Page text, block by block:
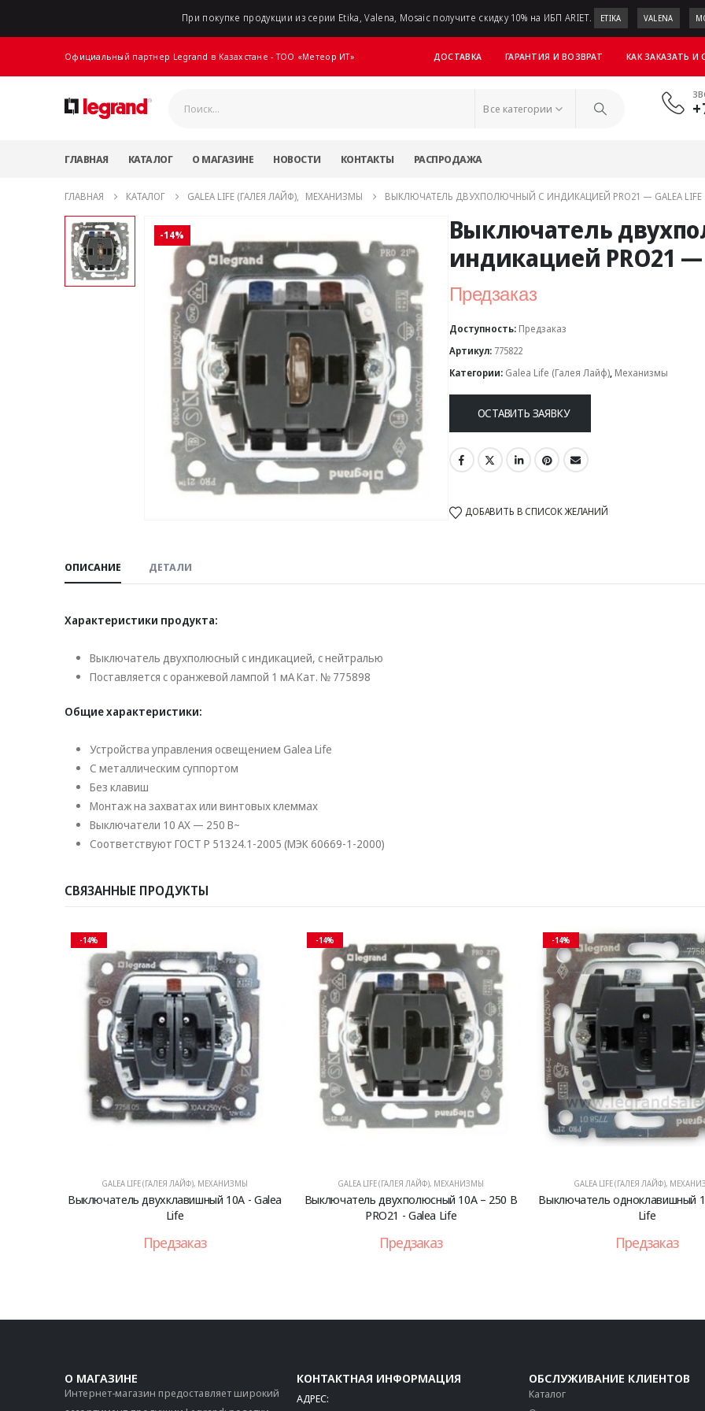
При покупке продукции из серии Etika, Valena, Mosaic получите скидку 10% на ИБП ARIET. ETIKA VALENA
Официальный партнер Legrand в Казахстане - ТОО «Метеор ИТ» ДОСТАВКА ГАРАНТИЯ И ВОЗВРАТ КАК ЗАКАЗАТЬ
Все категории
ГЛАВНАЯ КАТАЛОГ О МАГАЗИНЕ НОВОСТИ КОНТАКТЫ РАСПРОДАЖА
ГЛАВНАЯ КАТАЛОГ GALEA LIFE (ГАЛЕЯ ЛАЙФ), МЕХАНИЗМЫ ВЫКЛЮЧАТЕЛЬ ДВУХПОЛЮЧНЫЙ С ИНДИКАЦИЕЙ PRO21 — GALEA LIFE
-14%
Выключатель
индикацией PRO21
Предзаказ
Доступность: Предзаказ
Артикул: 775822
Категории: Galea Life (Галея Лайф), Механизмы
ОСТАВИТЬ ЗАЯВКУ
ДОБАВИТЬ В СПИСОК ЖЕЛАНИЙ
ОПИСАНИЕ ДЕТАЛИ
Характеристики продукта:
Выключатель двухполюсный с индикацией, с нейтралью
Поставляется с оранжевой лампой 1 мA Кат. № 775898
Общие характеристики:
Устройства управления освещением Galea Life
С металлическим суппортом
Без клавиш
Монтаж на захватах или винтовых клеммах
Выключатели 10 AX — 250 В~
Соответствуют ГОСТ Р 51324.1-2005 (МЭК 60669-1-2000)
СВЯЗАННЫЕ ПРОДУКТЫ
-14%
GALEA LIFE (ГАЛЕЯ ЛАЙФ), МЕХАНИЗМЫ
Выключатель двухклавишный 10А - Galea
Life
Предзаказ
-14%
GALEA LIFE (ГАЛЕЯ ЛАЙФ), МЕХАНИЗМЫ
Выключатель двухполюсный 10А – 250 В
PRO21 - Galea Life
Предзаказ
-14%
GALEA LIFE (ГАЛЕЯ ЛАЙФ),
Выключатель одноклавишный
Life
Предзаказ
О МАГАЗИНЕ
Интернет-магазин предоставляет широкий
КОНТАКТНАЯ ИНФОРМАЦИЯ
АДРЕС:
ОБСЛУЖИВАНИЕ КЛИЕНТОВ
Каталог